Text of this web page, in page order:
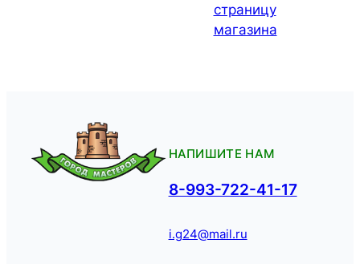
страницу
магазина
НАПИШИТЕ НАМ
8-993-722-41-17
i.g24@mail.ru